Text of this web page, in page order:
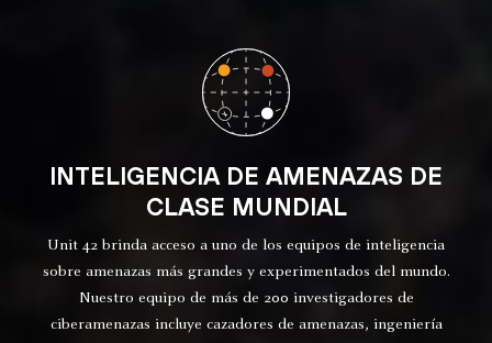
INTELIGENCIA DE AMENAZAS DE
CLASE MUNDIAL
Unit 42 brinda acceso a uno de los equipos de inteligencia
sobre amenazas más grandes y experimentados del mundo.
Nuestro equipo de más de 200 investigadores de
ciberamenazas incluye cazadores de amenazas, ingeniería